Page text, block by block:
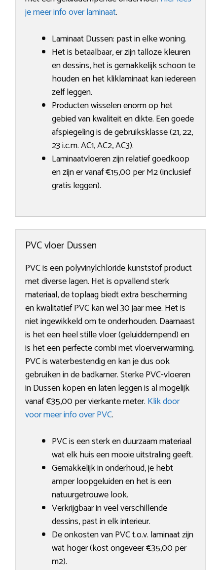
je meer info over laminaat.
Laminaat Dussen: past in elke woning.
Het is betaalbaar, er zijn talloze kleuren
en dessins, het is gemakkelijk schoon te
houden en het kliklaminaat kan iedereen
zelf leggen.
Producten wisselen enorm op het
gebied van kwaliteit en dikte. Een goede
afspiegeling is de gebruiksklasse (21, 22,
23 i.c.m. AC1, AC2, AC3).
Laminaatvloeren zijn relatief goedkoop
en zijn er vanaf €15,00 per M2 (inclusief
gratis leggen).
PVC vloer Dussen
PVC is een polyvinylchloride kunststof product
met diverse lagen. Het is opvallend sterk
materiaal, de toplaag biedt extra bescherming
en kwalitatief PVC kan wel 30 jaar mee. Het is
niet ingewikkeld om te onderhouden. Daarnaast
is het een heel stille vloer (geluiddempend) en
is het een perfecte combi met vloerverwarming.
PVC is waterbestendig en kan je dus ook
gebruiken in de badkamer. Sterke PVC-vloeren
in Dussen kopen en laten leggen is al mogelijk
vanaf €35,00 per vierkante meter. Klik door
voor meer info over PVC.
PVC is een sterk en duurzaam materiaal
wat elk huis een mooie uitstraling geeft.
Gemakkelijk in onderhoud, je hebt
amper loopgeluiden en het is een
natuurgetrouwe look.
Verkrijgbaar in veel verschillende
dessins, past in elk interieur.
De onkosten van PVC t.o.v. laminaat zijn
wat hoger (kost ongeveer €35,00 per
m2).